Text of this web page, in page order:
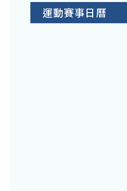
運動賽事日曆